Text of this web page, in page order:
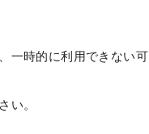
一時的に利用できない可
い。